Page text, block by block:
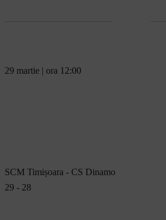
29 martie | ora 12:00
SCM Timișoara - CS Dinamo
29 - 28